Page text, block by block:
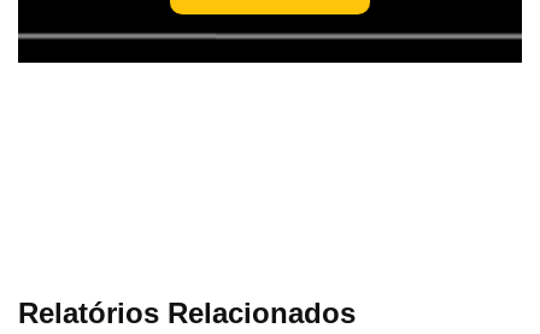
Relatórios Relacionados